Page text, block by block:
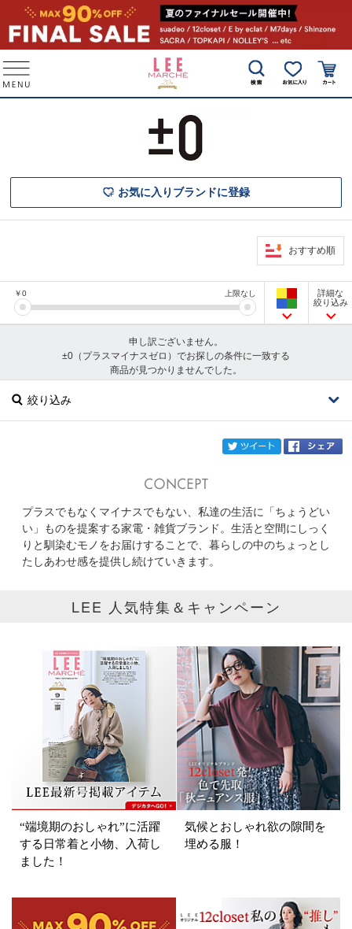
お気に入りブランドに登録
おすすめ順
￥0 上限なし
詳細な
絞り込み
申し訳ございません。
±0（プラスマイナスゼロ）でお探しの条件に一致する
商品が見つかりませんでした。
絞り込み
ブランド ±0
カテゴリ
円～ 円
表示オプション
すべて 新着
SALE商品 予約品
再入荷
プラスでもなくマイナスでもない、私達の生活に「ちょうどい
い」ものを提案する家電・雑貨ブランド。生活と空間にしっく
りと馴染むモノをお届けすることで、暮らしの中のちょっとし
たしあわせ感を提供し続けていきます。
LEE 人気特集＆キャンペーン
“端境期のおしゃれ”に活躍
する日常着と小物、入荷し
ました！
気候とおしゃれ欲の隙間を
埋める服！